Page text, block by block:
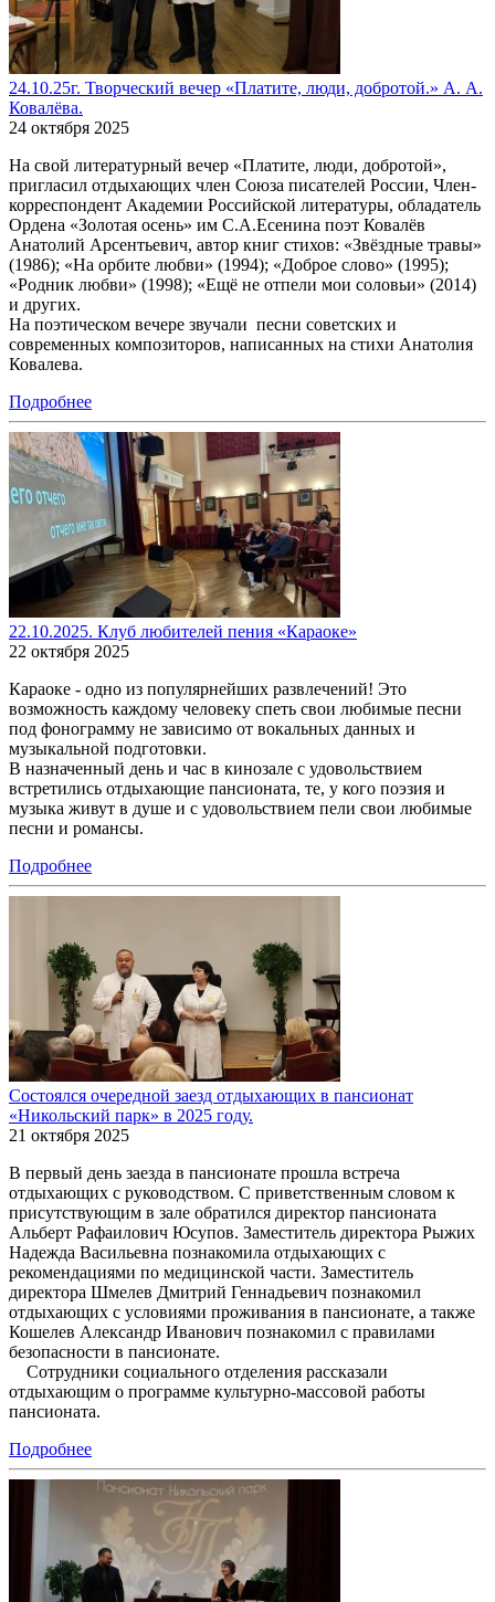
24.10.25г. Творческий вечер «Платите, люди, добротой.» А. А.
Ковалёва.
24 октября 2025
На свой литературный вечер «Платите, люди, добротой»,
пригласил отдыхающих член Союза писателей России, Член-
корреспондент Академии Российской литературы, обладатель
Ордена «Золотая осень» им С.А.Есенина поэт Ковалёв
Анатолий Арсентьевич, автор книг стихов: «Звёздные травы»
(1986); «На орбите любви» (1994); «Доброе слово» (1995);
«Родник любви» (1998); «Ещё не отпели мои соловьи» (2014)
и других.
На поэтическом вечере звучали песни советских и
современных композиторов, написанных на стихи Анатолия
Ковалева.
Подробнее
22.10.2025. Клуб любителей пения «Караоке»
22 октября 2025
Караоке - одно из популярнейших развлечений! Это
возможность каждому человеку спеть свои любимые песни
под фонограмму не зависимо от вокальных данных и
музыкальной подготовки.
В назначенный день и час в кинозале с удовольствием
встретились отдыхающие пансионата, те, у кого поэзия и
музыка живут в душе и с удовольствием пели свои любимые
песни и романсы.
Подробнее
Состоялся очередной заезд отдыхающих в пансионат
«Никольский парк» в 2025 году.
21 октября 2025
В первый день заезда в пансионате прошла встреча
отдыхающих с руководством. С приветственным словом к
присутствующим в зале обратился директор пансионата
Альберт Рафаилович Юсупов. Заместитель директора Рыжих
Надежда Васильевна познакомила отдыхающих с
рекомендациями по медицинской части. Заместитель
директора Шмелев Дмитрий Геннадьевич познакомил
отдыхающих с условиями проживания в пансионате, а также
Кошелев Александр Иванович познакомил с правилами
безопасности в пансионате.
Сотрудники социального отделения рассказали
отдыхающим о программе культурно-массовой работы
пансионата.
Подробнее